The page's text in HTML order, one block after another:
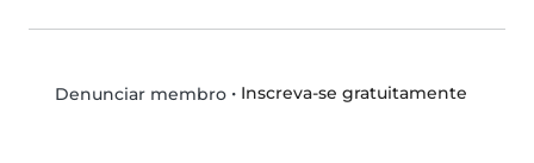
Denunciar membro• Inscreva-se gratuitamente